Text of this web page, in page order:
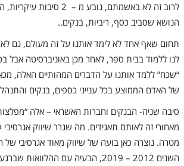
לרוב זה לא באשמתם, נובע מ – 2
הנושא שסביב כסף, ריביות, בנקים..
תחום שאף אחד לא לימד אותנו על זה מעולם, גם
לנו ללמוד בבית ספר, לאחר מכן באוניברסיטה אבל
“שכח” ללמד אותנו על הדברים המהותיים האלה,
של האדם הממוצע בכל ענייני כספים, בנקים
סיבה שניה- הבנקים וחברות האשראי – אלה
מאחורי זה לאותם תאגידים. מה שגרר שיווק
מטרה. נוצרה כאן בועה של שיווק מאוד אגרסיבי של
השנים 2012 – 2019, הבעיה עם